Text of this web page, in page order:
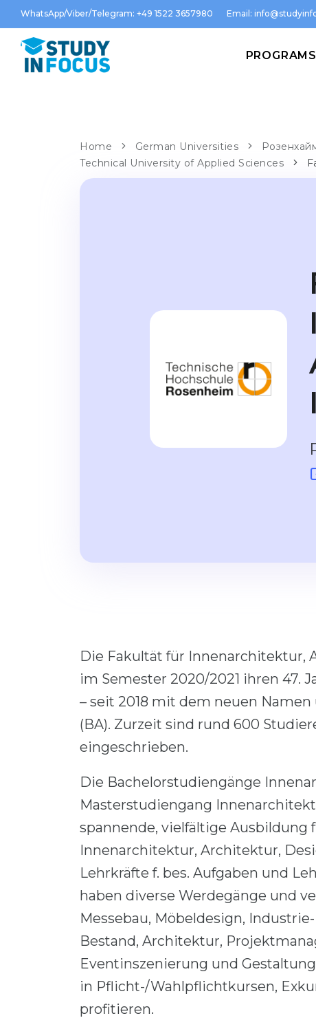
WhatsApp/Viber/Telegram: +49 1522 3657980 Email:
PROGRAMS
Home German Universities
Technical University of Applied Sciences
Die Fakultät für Innenarchitektur,
im Semester 2020/2021 ihren 47.
– seit 2018 mit dem neuen
(BA). Zurzeit sind rund 600
eingeschrieben.
Die Bachelorstudiengänge
Masterstudiengang
spannende, vielfältige Ausbildung
Innenarchitektur, Architektur,
Lehrkräfte f. bes. Aufgaben und
haben diverse Werdegänge und
Messebau, Möbeldesign,
Bestand, Architektur,
Eventinszenierung und
in Pflicht-/Wahlpflichtkursen,
profitieren.